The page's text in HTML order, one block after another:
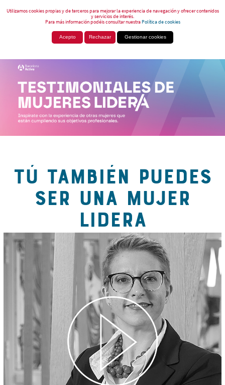
Utilizamos cookies propias y de terceros para mejorar la experiencia de navegación y ofrecer contenidos
y servicios de interés.
Para más información podéis consultar nuestraPolítica de cookies
Acepto Rechazar Gestionar cookies
TÚ TAMBIÉN PUEDES
SER UNA MUJER
LIDERA